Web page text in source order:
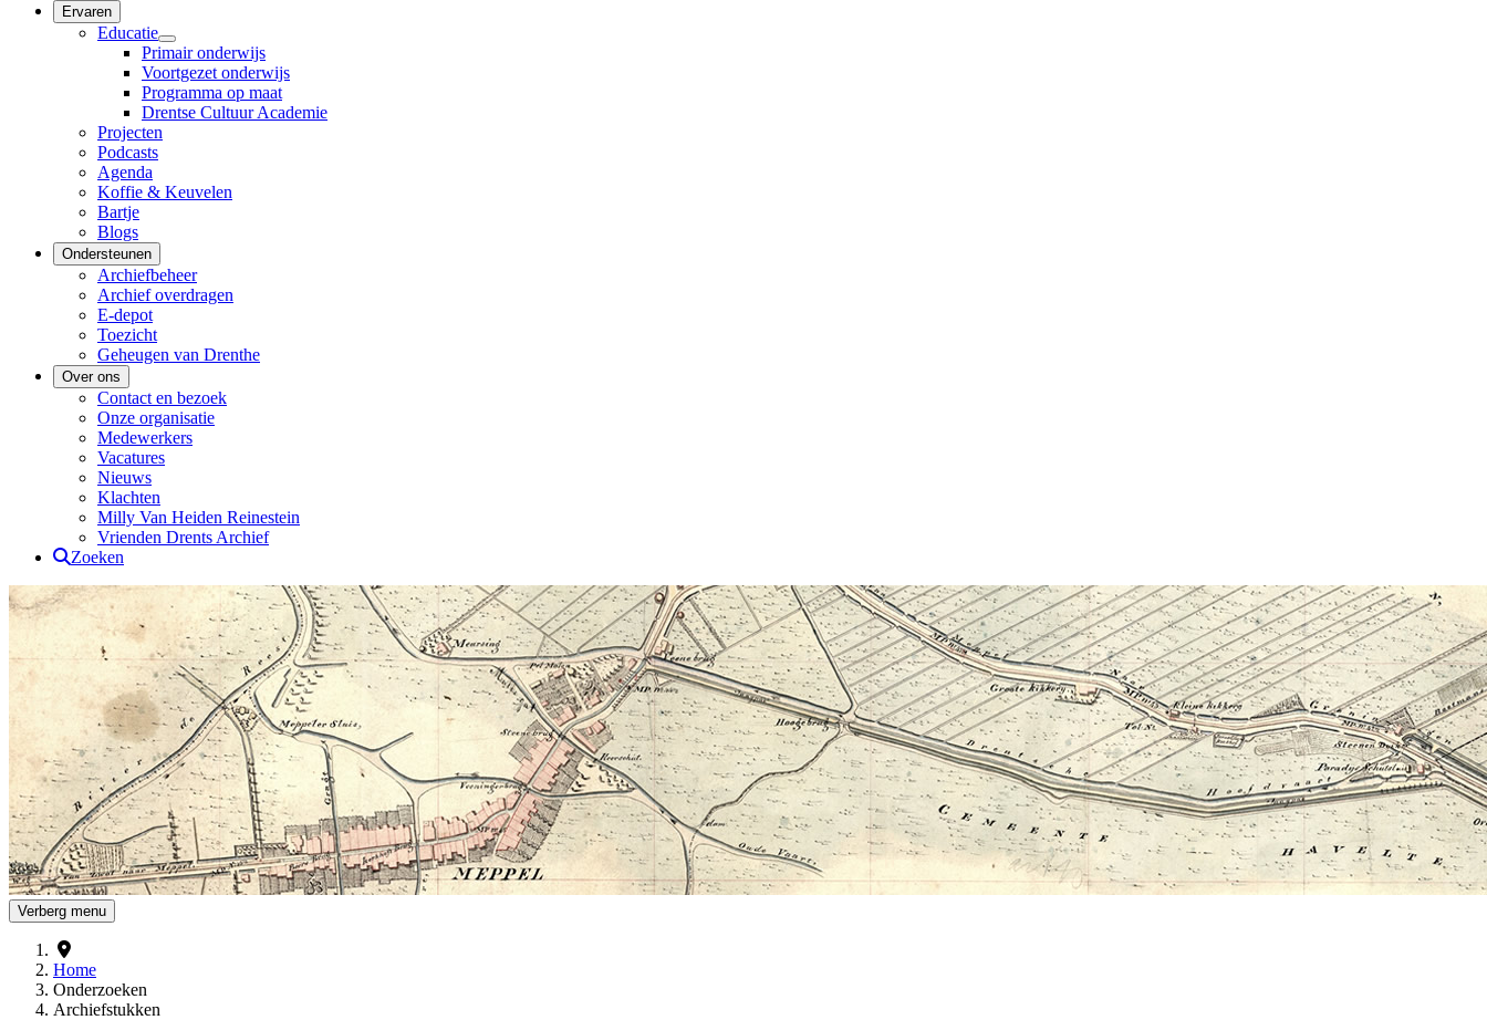
Ervaren
Educatie
Primair onderwijs
Voortgezet onderwijs
Programma op maat
Drentse Cultuur Academie
Projecten
Podcasts
Agenda
Koffie & Keuvelen
Bartje
Blogs
Ondersteunen
Archiefbeheer
Archief overdragen
E-depot
Toezicht
Geheugen van Drenthe
Over ons
Contact en bezoek
Onze organisatie
Medewerkers
Vacatures
Nieuws
Klachten
Milly Van Heiden Reinestein
Vrienden Drents Archief
Zoeken
Drents Archief
Verberg menu
Home
Onderzoeken
Archiefstukken